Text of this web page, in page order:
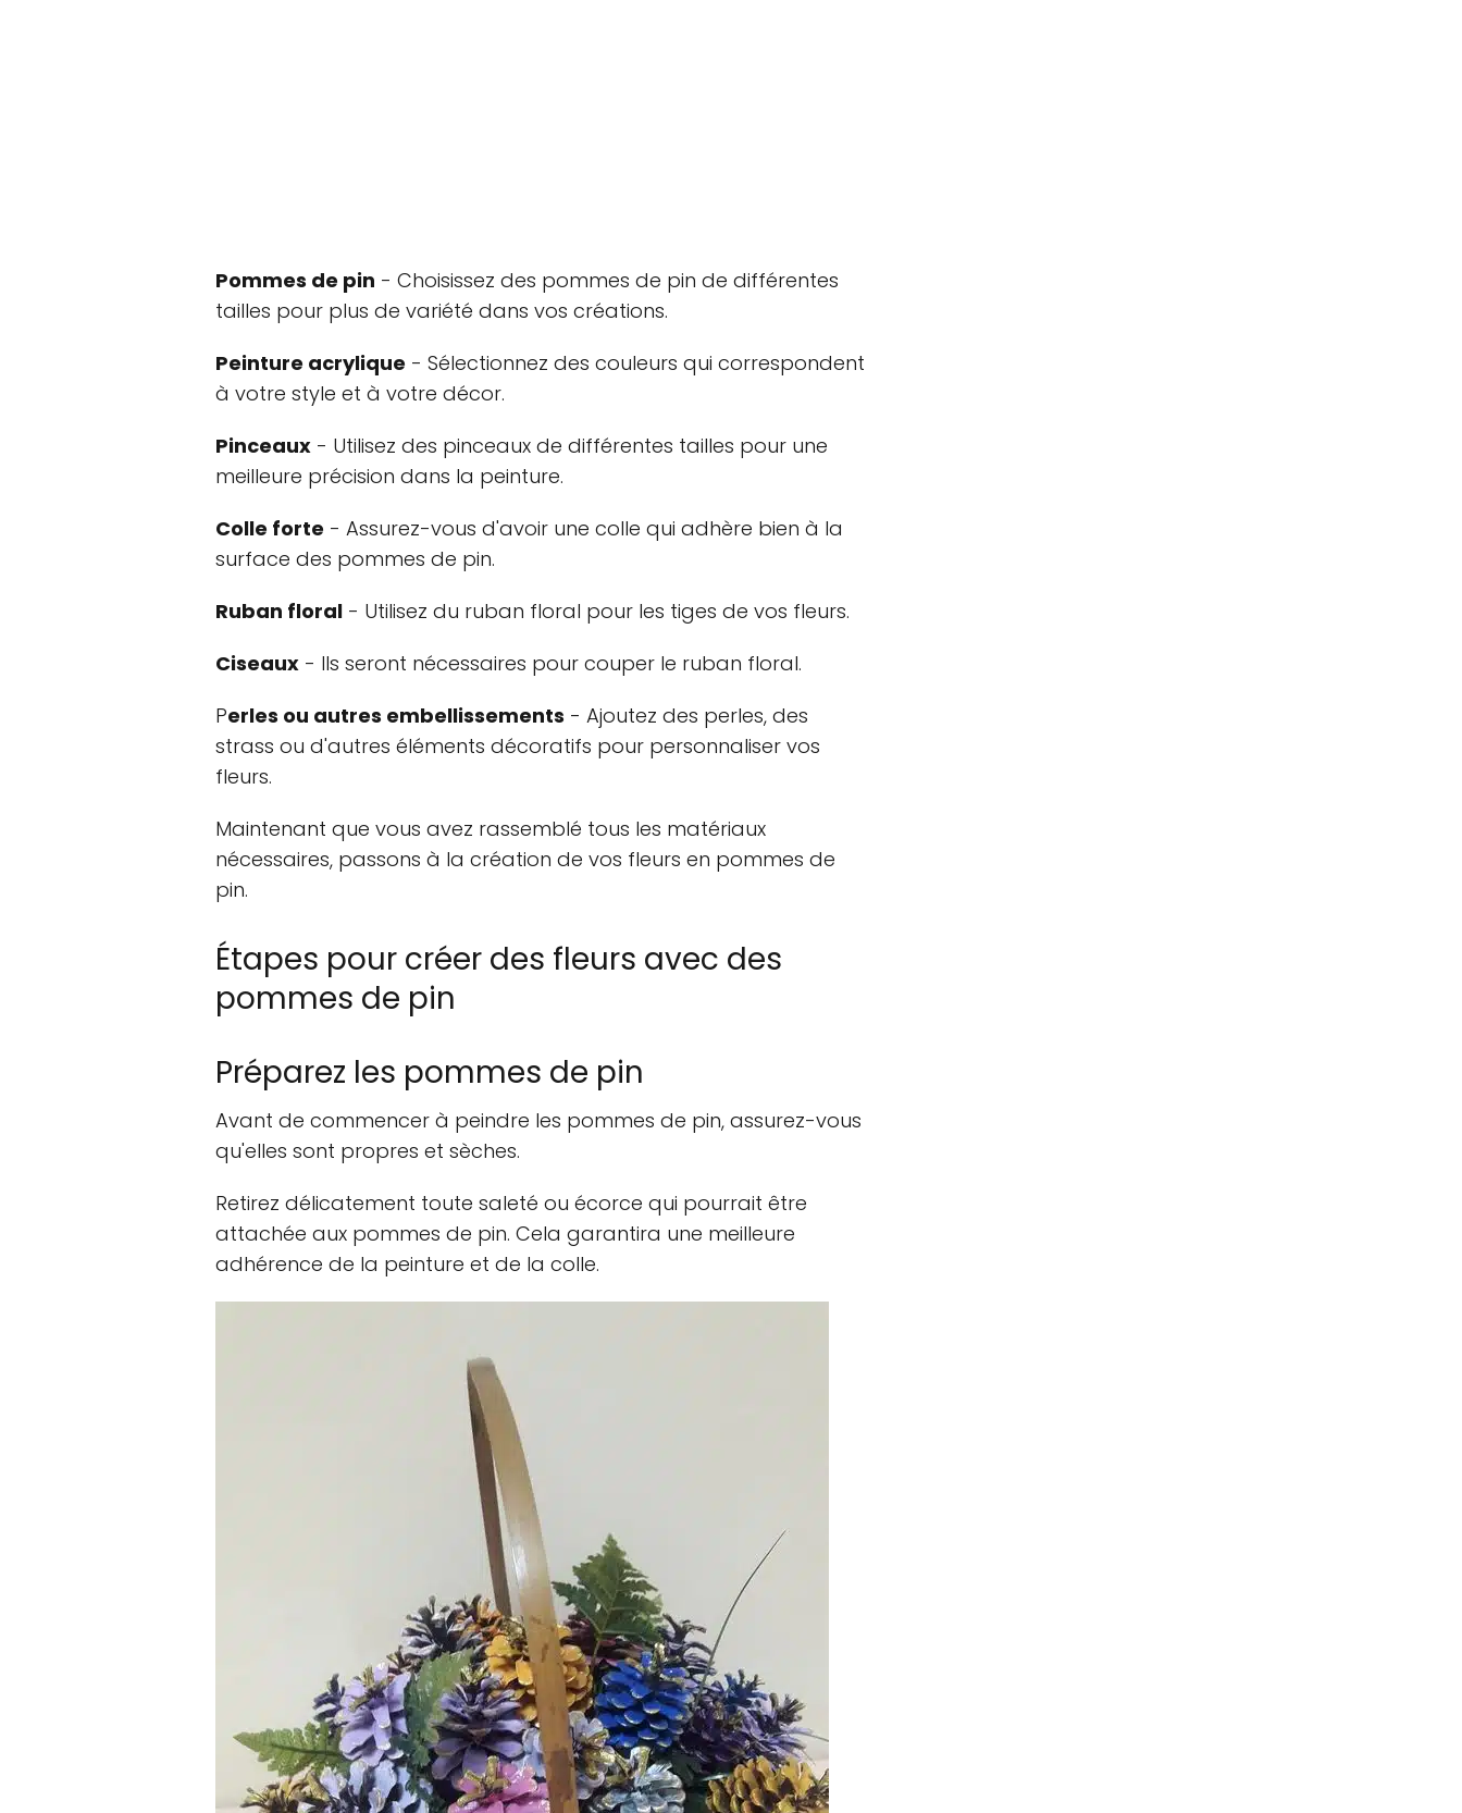
Pommes de pin - Choisissez des pommes de pin de différentes
tailles pour plus de variété dans vos créations.
Peinture acrylique - Sélectionnez des couleurs qui correspondent
à votre style et à votre décor.
Pinceaux - Utilisez des pinceaux de différentes tailles pour une
meilleure précision dans la peinture.
Colle forte - Assurez-vous d'avoir une colle qui adhère bien à la
surface des pommes de pin.
Ruban floral - Utilisez du ruban floral pour les tiges de vos fleurs.
Ciseaux - Ils seront nécessaires pour couper le ruban floral.
Perles ou autres embellissements - Ajoutez des perles, des
strass ou d'autres éléments décoratifs pour personnaliser vos
fleurs.
Maintenant que vous avez rassemblé tous les matériaux
nécessaires, passons à la création de vos fleurs en pommes de
pin.
Étapes pour créer des fleurs avec des
pommes de pin
Préparez les pommes de pin
Avant de commencer à peindre les pommes de pin, assurez-vous
qu'elles sont propres et sèches.
Retirez délicatement toute saleté ou écorce qui pourrait être
attachée aux pommes de pin. Cela garantira une meilleure
adhérence de la peinture et de la colle.